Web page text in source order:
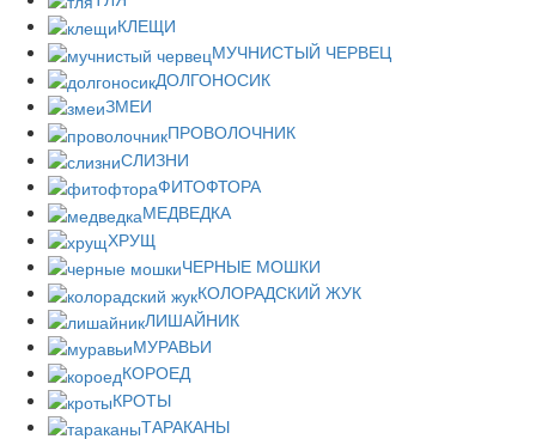
КЛЕЩИ
МУЧНИСТЫЙ ЧЕРВЕЦ
ДОЛГОНОСИК
ЗМЕИ
ПРОВОЛОЧНИК
СЛИЗНИ
ФИТОФТОРА
МЕДВЕДКА
ХРУЩ
ЧЕРНЫЕ МОШКИ
КОЛОРАДСКИЙ ЖУК
ЛИШАЙНИК
МУРАВЬИ
КОРОЕД
КРОТЫ
ТАРАКАНЫ